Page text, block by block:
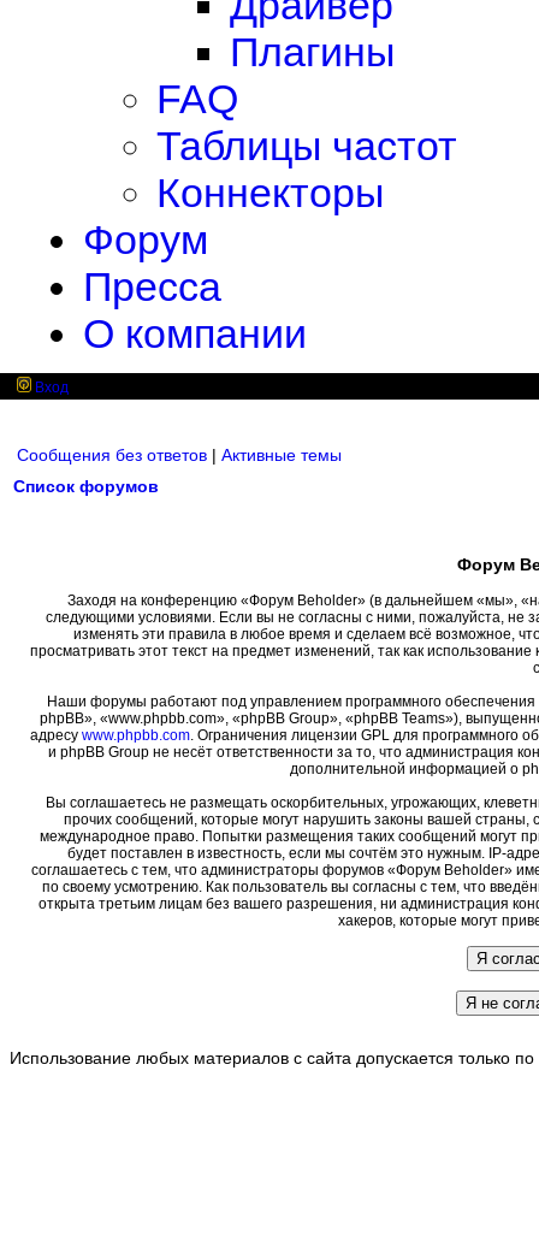
Плагины
FAQ
Таблицы частот
Коннекторы
Форум
Пресса
О компании
Вход
Сообщения без ответов | Активные темы
Список форумов
Форум
Заходя на конференцию «Форум Beholder» (в дальнейшем «мы»,
следующими условиями. Если вы не согласны с ними, пожалуйста, не
изменять эти правила в любое время и сделаем всё возможное,
просматривать этот текст на предмет изменений, так как
Наши форумы работают под управлением программного
phpBB», «www.phpbb.com», «phpBB Group», «phpBB Teams»),
адресу www.phpbb.com. Ограничения лицензии GPL для программного
и phpBB Group не несёт ответственности за то, что администрация
дополнительной информацией о
Вы соглашаетесь не размещать оскорбительных, угрожающих,
прочих сообщений, которые могут нарушить законы вашей страны,
международное право. Попытки размещения таких сообщений могут
будет поставлен в известность, если мы сочтём это нужным. IP-
соглашаетесь с тем, что администраторы форумов «Форум Beholder»
по своему усмотрению. Как пользователь вы согласны с тем, что
открыта третьим лицам без вашего разрешения, ни администрация
хакеров, которые могут
Использование любых материалов с сайта допускается только